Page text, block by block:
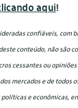
aqui!
confiáveis, com
conteúdo, não são
cessantes ou
mercados e de todos
e econômicas,